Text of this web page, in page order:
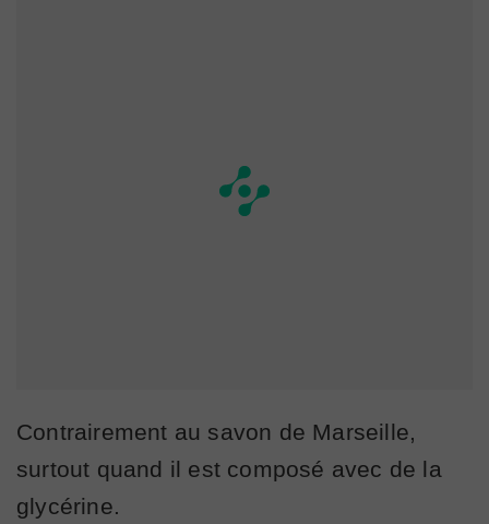
Contrairement au savon de Marseille,
surtout quand il est composé avec de la
glycérine.